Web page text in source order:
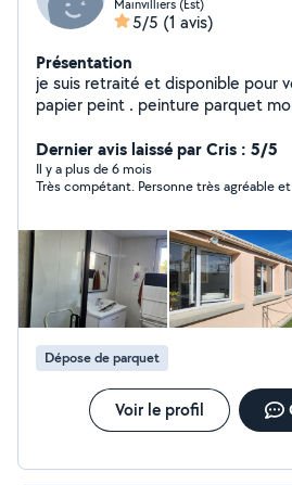
Mainvilliers (Est)
5/5 (1 avis)
Présentation
je suis retraité et disponible pour
papier peint . peinture parquet
karcher. et tout autre petit travaux.
Dernier avis laissé par Cris : 5/5
Il y a plus de 6 mois
Très compétant. Personne très agréable
Dépose de parquet
Voir le profil